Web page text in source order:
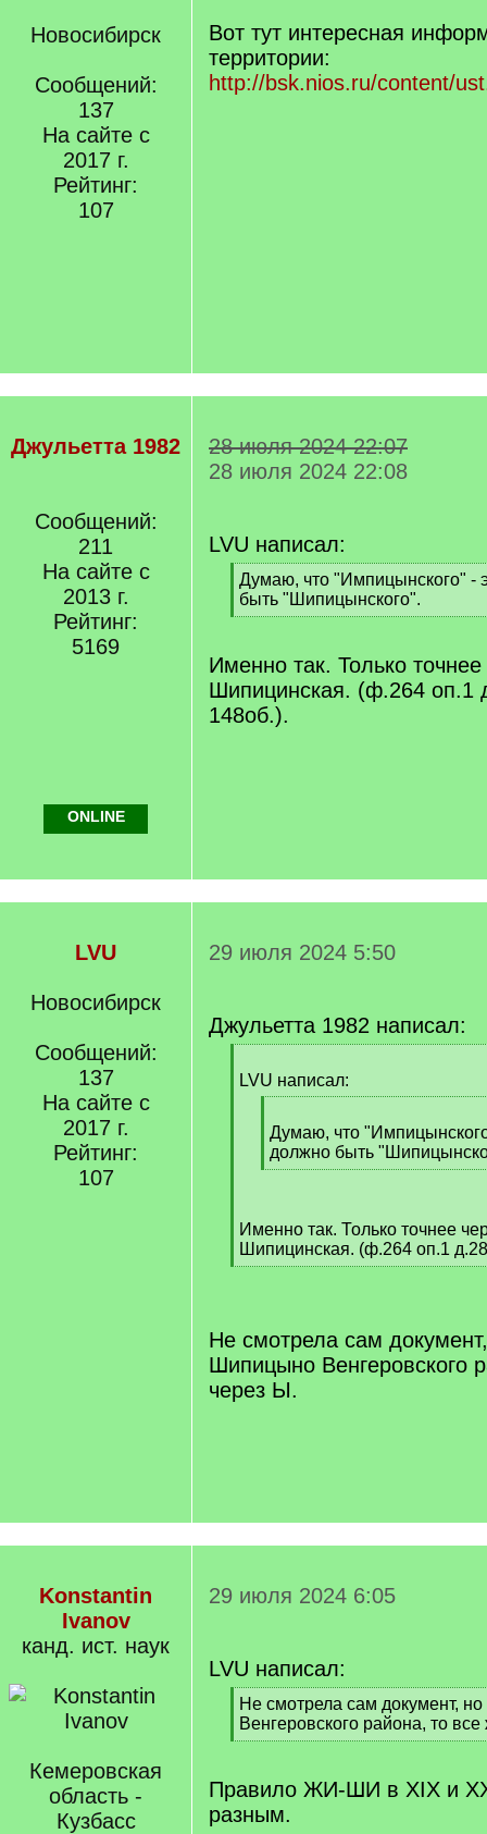
Новосибирск
Сообщений:
137
На сайте с
2017 г.
Рейтинг:
107
Вот тут интересная
территории:
http://bsk.nios.ru/content/
Джульетта 1982
Сообщений:
211
На сайте с
2013 г.
Рейтинг:
5169
28 июля 2024 22:07
28 июля 2024 22:08
LVU написал:
[
q
]
Думаю, что "Импицынского" -
быть "Шипицынского".
[
q
]
Именно так. Только
Шипицинская. (ф.264 оп.1
148об.).
ONLINE
LVU
Новосибирск
Сообщений:
137
На сайте с
2017 г.
Рейтинг:
107
29 июля 2024 5:50
Джульетта 1982 написал:
qLVU написал:
q
]
Думаю, что
должно быть
[
]
Именно так. Только точнее
Шипицинская. (ф.264 оп.1
[
Не смотрела сам
Шипицыно Венгеровского
через Ы.
Konstantin
Ivanov
канд. ист. наук
Кемеровская
область -
Кузбасс
29 июля 2024 6:05
LVU написал:
[
q
]
Не смотрела сам документ,
Венгеровского района, то
[
q
]
Правило ЖИ-ШИ в XIX и
разным.